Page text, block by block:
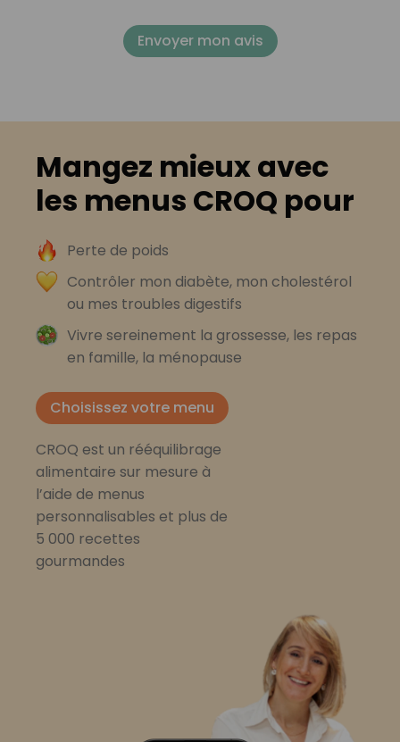
Envoyer mon avis
Mangez mieux avec
les menus CROQ pour
Perte de poids
Contrôler mon diabète, mon cholestérol
ou mes troubles digestifs
Vivre sereinement la grossesse, les repas
en famille, la ménopause
Choisissez votre menu
CROQ est un rééquilibrage
alimentaire sur mesure à
l’aide de menus
personnalisables et plus de
5 000 recettes
gourmandes